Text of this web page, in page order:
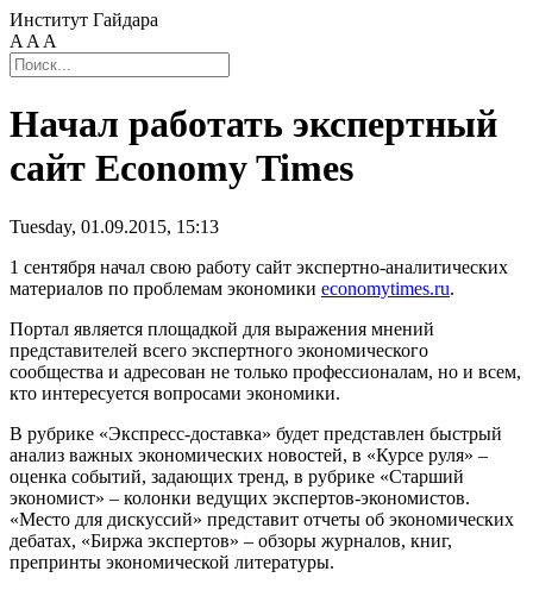
Институт Гайдара
A A A
Начал работать экспертный
сайт Economy Times
Tuesday, 01.09.2015, 15:13
1 сентября начал свою работу сайт экспертно-аналитических
материалов по проблемам экономики economytimes.ru.
Портал является площадкой для выражения мнений
представителей всего экспертного экономического
сообщества и адресован не только профессионалам, но и всем,
кто интересуется вопросами экономики.
В рубрике «Экспресс-доставка» будет представлен быстрый
анализ важных экономических новостей, в «Курсе руля» –
оценка событий, задающих тренд, в рубрике «Старший
экономист» – колонки ведущих экспертов-экономистов.
«Место для дискуссий» представит отчеты об экономических
дебатах, «Биржа экспертов» – обзоры журналов, книг,
препринты экономической литературы.